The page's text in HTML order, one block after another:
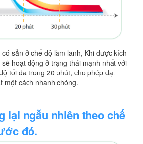
sẳn ở chế độ làm lanh, Khi được kích
hoạt động ở trạng thái mạnh nhất với
tối đa trong 20 phút, cho phép đạt
một cách nhanh chóng.
lại ngẫu nhiên theo chế
đó.